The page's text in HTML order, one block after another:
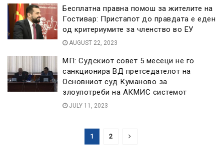
Бесплатна правна помош за жителите на
Гостивар: Пристапот до правдата е еден
од критериумите за членство во ЕУ
AUGUST 22, 2023
МП: Судскиот совет 5 месеци не го
санкционира ВД претседателот на
Основниот суд Куманово за
злоупотреби на АКМИС системот
JULY 11, 2023
1 2